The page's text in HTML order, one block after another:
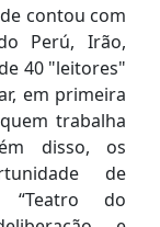
contou com
Perú, Irão,
40 "leitores"
em primeira
trabalha
disso, os
de
“Teatro do